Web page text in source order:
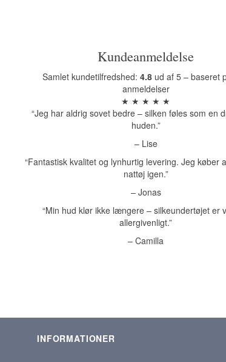
Kundeanmeldelse
Samlet kundetilfredshed:4.8 ud af 5 – baseret
anmeldelser
★ ★ ★ ★ ★
“Jeg har aldrig sovet bedre – silken føles som en
huden.”
– Lise
“Fantastisk kvalitet og lynhurtig levering. Jeg køber
nattøj igen.”
– Jonas
“Min hud klør ikke længere – silkeundertøjet er
allergivenligt.”
– Camilla
INFORMATIONER